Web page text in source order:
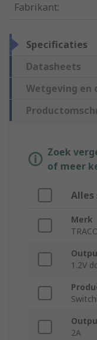
Fabrikant:
Specificaties
Datasheets
Wetgeving en
Zoek
of meer
Alles
Merk
1.2V dc
2A